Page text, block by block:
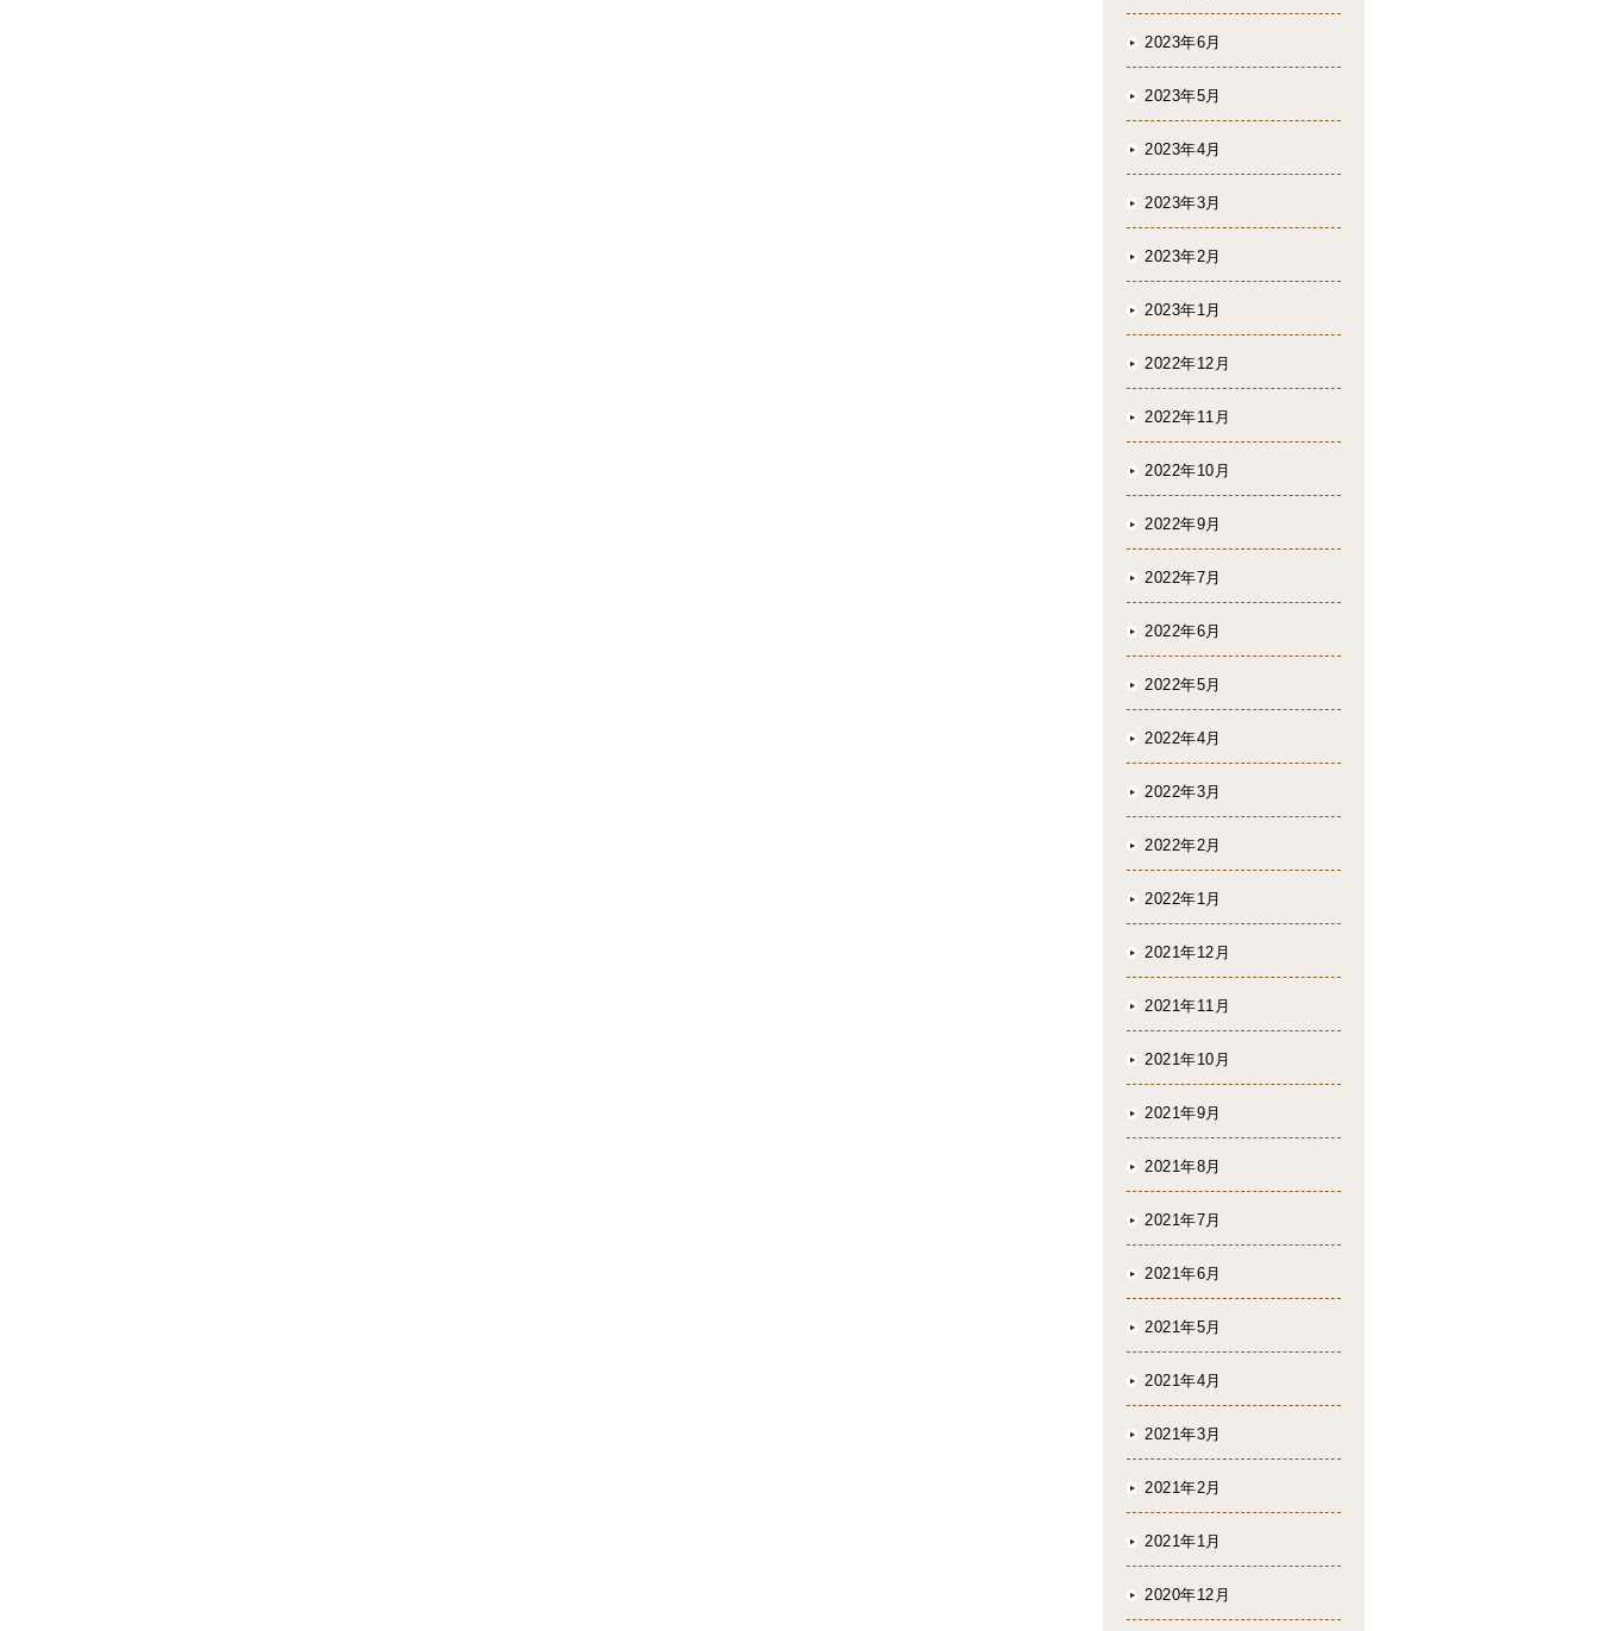
2023年6月
2023年5月
2023年4月
2023年3月
2023年2月
2023年1月
2022年12月
2022年11月
2022年10月
2022年9月
2022年7月
2022年6月
2022年5月
2022年4月
2022年3月
2022年2月
2022年1月
2021年12月
2021年11月
2021年10月
2021年9月
2021年8月
2021年7月
2021年6月
2021年5月
2021年4月
2021年3月
2021年2月
2021年1月
2020年12月